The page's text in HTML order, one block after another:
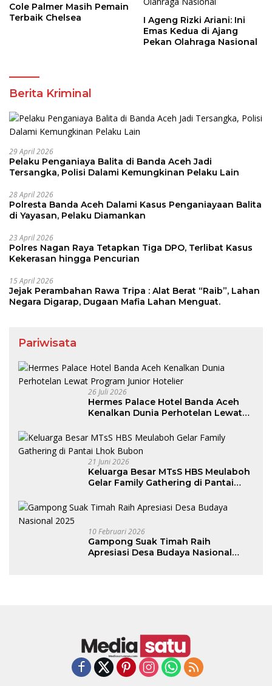
Cole Palmer Masih Pemain
Terbaik Chelsea
I Ageng Rizki Ariani: Ini
Emas Kedua di Ajang
Pekan Olahraga Nasional
Berita Kriminal
29 April 2026
Pelaku Penganiaya Balita di Banda Aceh Jadi
Tersangka, Polisi Dalami Kemungkinan Pelaku Lain
28 April 2026
Polresta Banda Aceh Dalami Kasus Penganiayaan Balita
di Yayasan, Pelaku Diamankan
23 April 2026
Polres Nagan Raya Tetapkan Tiga DPO, Terlibat Kasus
Kekerasan hingga Pencurian
15 April 2026
Jejak Perambahan Rawa Tripa : Alat Berat “Raib”, Lahan
Negara Digarap, Dugaan Mafia Lahan Menguat.
Pariwisata
26 Juli 2026
Hermes Palace Hotel Banda Aceh
Kenalkan Dunia Perhotelan Lewat
21 Juni 2026
Keluarga Besar MTsS HBS Meulaboh
Gelar Family Gathering di Pantai
10 Februari 2026
Gampong Suak Timah Raih
Apresiasi Desa Budaya Nasional